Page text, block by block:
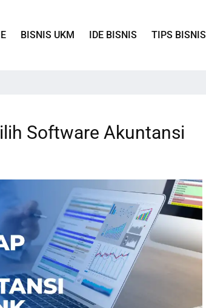
BISNIS UKM IDE BISNIS TIPS BISNIS
Software Akuntansi